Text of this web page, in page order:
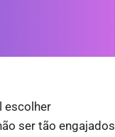
escolher
ser tão engajados